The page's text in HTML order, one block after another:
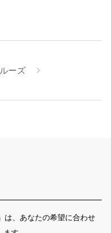
ーズ
は、あなたの希望に合わせ